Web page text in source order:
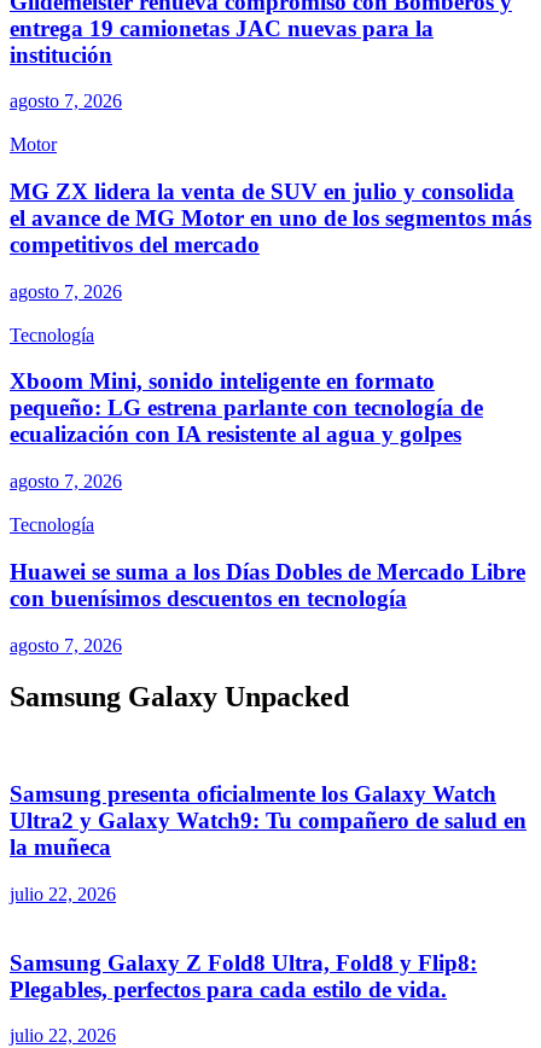
entrega 19 camionetas JAC nuevas para la
institución
agosto 7, 2026
Motor
MG ZX lidera la venta de SUV en julio y consolida
el avance de MG Motor en uno de los segmentos más
competitivos del mercado
agosto 7, 2026
Tecnología
Xboom Mini, sonido inteligente en formato
pequeño: LG estrena parlante con tecnología de
ecualización con IA resistente al agua y golpes
agosto 7, 2026
Tecnología
Huawei se suma a los Días Dobles de Mercado Libre
con buenísimos descuentos en tecnología
agosto 7, 2026
Samsung Galaxy Unpacked
Samsung presenta oficialmente los Galaxy Watch
Ultra2 y Galaxy Watch9: Tu compañero de salud en
la muñeca
julio 22, 2026
Samsung Galaxy Z Fold8 Ultra, Fold8 y Flip8:
Plegables, perfectos para cada estilo de vida.
julio 22, 2026